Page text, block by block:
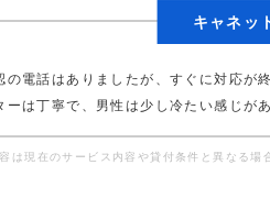
キャネッ
の電話はありましたが、すぐに対応が
ーは丁寧で、男性は少し冷たい感じが
は現在のサービス内容や貸付条件と異なる場